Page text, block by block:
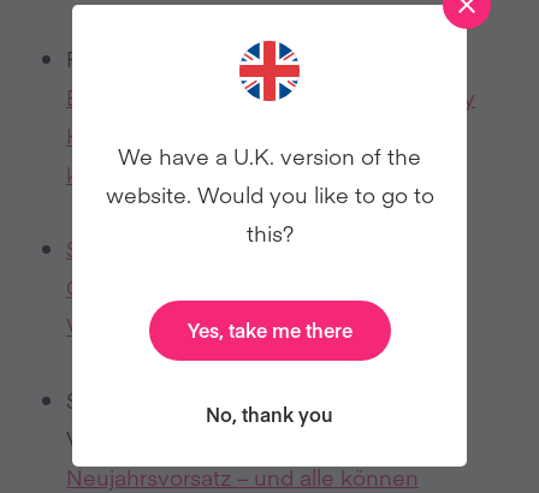
Rezepte:
In diesem Kochbuch verraten
Bryan Adams, Jane Goodall und Woody
Harrelson, was bei ihnen auf den Tisch
kommt
Schlager-Star Kerstin Ott und Kult-
Comedian Atze Schröder rufen zum
Veganuary auf
So beteiligen sich Unternehmen am
Veganuary 2025:
Neujahrsvorsatz – und alle können
We have a U.K. version of the
website. Would you like to go to
this?
Yes, take me there
No, thank you